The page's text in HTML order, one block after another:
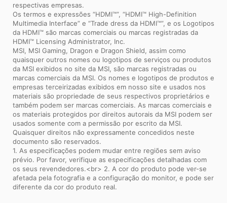
respectivas empresas.
Os termos e expressões “HDMI™”, “HDMI™ High-Definition
Multimedia Interface” e “Trade dress da HDMI™”, e os Logotipos
da HDMI™ são marcas comerciais ou marcas registradas da
HDMI™ Licensing Administrator, Inc.
MSI, MSI Gaming, Dragon e Dragon Shield, assim como
quaisquer outros nomes ou logotipos de serviços ou produtos
da MSI exibidos no site da MSI, são marcas registradas ou
marcas comerciais da MSI. Os nomes e logotipos de produtos e
empresas terceirizadas exibidos em nosso site e usados ​​nos
materiais são propriedade de seus respectivos proprietários e
também podem ser marcas comerciais. As marcas comerciais e
os materiais protegidos por direitos autorais da MSI podem ser
usados ​​somente com a permissão por escrito da MSI.
Quaisquer direitos não expressamente concedidos neste
documento são reservados.
1. As especificações podem mudar entre regiões sem aviso
prévio. Por favor, verifique as especificações detalhadas com
os seus revendedores.<br> 2. A cor do produto pode ver-se
afetada pela fotografia e a configuração do monitor, e pode ser
diferente da cor do produto real.